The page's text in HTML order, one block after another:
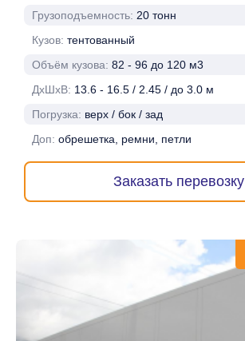
Грузоподъемность: 20 тонн
Кузов: тентованный
Объём кузова: 82 - 96 до 120 м3
ДхШхВ: 13.6 - 16.5 / 2.45 / до 3.0 м
Погрузка: верх / бок / зад
Доп: обрешетка, ремни, петли
Заказать перевозку